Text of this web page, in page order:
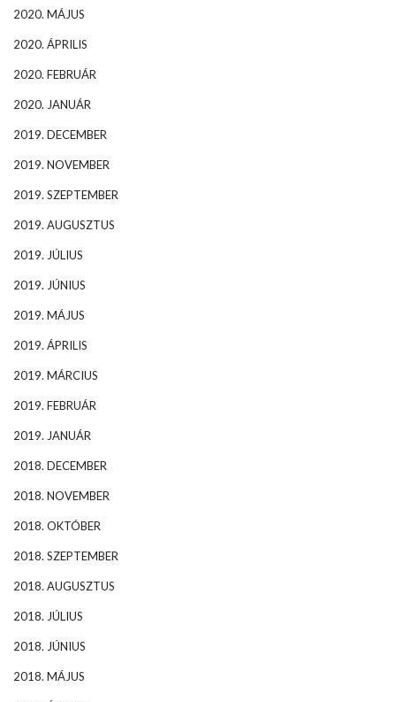
2020. MÁJUS
2020. ÁPRILIS
2020. FEBRUÁR
2020. JANUÁR
2019. DECEMBER
2019. NOVEMBER
2019. SZEPTEMBER
2019. AUGUSZTUS
2019. JÚLIUS
2019. JÚNIUS
2019. MÁJUS
2019. ÁPRILIS
2019. MÁRCIUS
2019. FEBRUÁR
2019. JANUÁR
2018. DECEMBER
2018. NOVEMBER
2018. OKTÓBER
2018. SZEPTEMBER
2018. AUGUSZTUS
2018. JÚLIUS
2018. JÚNIUS
2018. MÁJUS